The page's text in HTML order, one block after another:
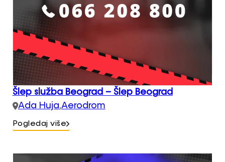
Šlep služba Beograd – Šlep Beograd
Ada Huja,Aerodrom
Pogledaj više